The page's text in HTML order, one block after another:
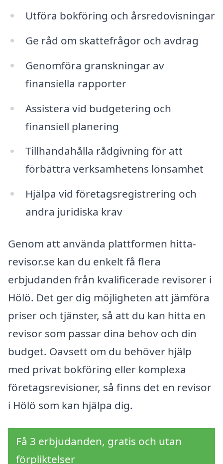
Utföra bokföring och årsredovisningar
Ge råd om skattefrågor och avdrag
Genomföra granskningar av
finansiella rapporter
Assistera vid budgetering och
finansiell planering
Tillhandahålla rådgivning för att
förbättra verksamhetens lönsamhet
Hjälpa vid företagsregistrering och
andra juridiska krav
Genom att använda plattformen hitta-
revisor.se kan du enkelt få flera
erbjudanden från kvalificerade revisorer i
Hölö. Det ger dig möjligheten att jämföra
priser och tjänster, så att du kan hitta en
revisor som passar dina behov och din
budget. Oavsett om du behöver hjälp
med privat bokföring eller komplexa
företagsrevisioner, så finns det en revisor
i Hölö som kan hjälpa dig.
Få 3 erbjudanden, gratis och utan
förpliktelser